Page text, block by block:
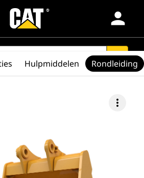
person
search
more_vert
Hulpmiddelen Rondleiding